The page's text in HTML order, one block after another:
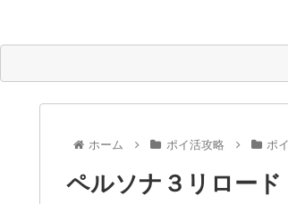
ホーム ポイ活攻略 ポ
ペルソナ３リロー